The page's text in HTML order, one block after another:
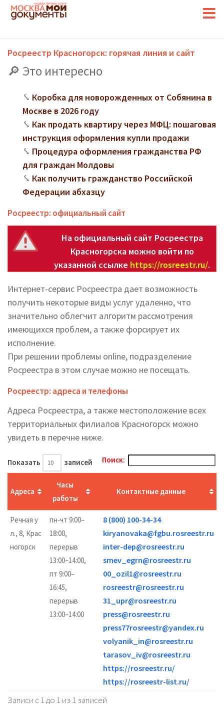
Росреестр Красногорск: горячая линия и сайт
Это интересно
Коробка для новорожденных от Собянина в
Москве в 2026 году
Как продать квартиру через МФЦ: пошаговая
инструкция оформления купли продажи
Процедура оформления гражданства РФ
для граждан Молдовы
Как получить гражданство Российской
Федерации абхазцу
Росреестр: официальный сайт
На официальный сайт Росреестра
Красногорска можно войти по
указанной ссылке https://rosreestr.ru/.
Интернет-сервис Росреестра дает возможность
получить некоторые виды услуг удаленно, что
значительно облегчит алгоритм рассмотрения
имеющихся проблем, а также форсирует их
исполнение.
При решении проблемы online, подразделение
Росреестра в этом случае можно не посещать.
Росреестр: адреса и телефоны
Адреса Росреестра, а также местоположение всех
территориальных филиалов Красногорск можно
увидеть в перечне ниже.
Показать записей Поиск:
Адреса
Часы
работы
Контактные данные
Речная у
л., 8, Крас
ногорск
пн-чт 9:00–
18:00,
перерыв
13:00–14:00,
пт 9:00–
16:45,
перерыв
13:00–14:00
8 (800) 100-34-34
kiryanovaka@fgbu.rosreestr.ru
inter-dep@rosreestr.ru
smev_egrn@rosreestr.ru
00_ozil1@rosreestr.ru
rosreestr@rosreestr.ru
31_upr@rosreestr.ru
press@rosreestr.ru
press77rosreestr@yandex.ru
volyanik_in@rosreestr.ru
tarasov_iv@rosreestr.ru
https://rosreestr.ru/
https://rosreestr-list.ru/
Записи с 1 до 1 из 1 записей